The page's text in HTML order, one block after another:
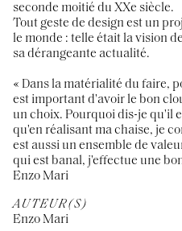
seconde moitié du XXe siècle.
Tout geste de design est un
le monde : telle était la vision
sa dérangeante actualité.
« Dans la matérialité du faire,
est important d'avoir le bon
un choix. Pourquoi dis-je qu'il
qu'en réalisant ma chaise, je
est aussi un ensemble de
qui est banal, j'effectue une
Enzo Mari
AUTEUR(S)
Enzo Mari